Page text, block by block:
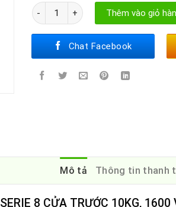
MÁY GIẶT BOSCH WGB256A40 số
Thêm vào giỏ
Chat Facebook
Mô tả Thông tin thanh
SERIE 8 CỬA TRƯỚC 10KG, 1600